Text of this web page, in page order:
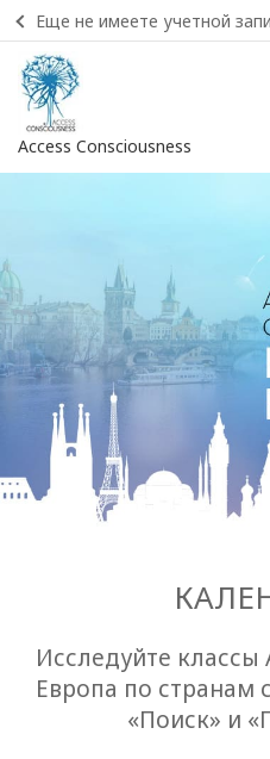
Еще не имеете учетной
Access Consciousness
учетную
запись
Главная
Туре
Перевод
Исследуйте классы
Европа по
«Поиск» и